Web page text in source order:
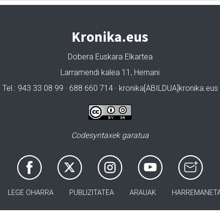
Kronika.eus
Dobera Euskara Elkartea
Larramendi kalea 11, Hernani
Tel.: 943 33 08 99 · 688 660 714 · kronika[ABILDUA]kronika.eus
Codesyntaxek garatua
LEGE OHARRA PUBLIZITATEA ARAUAK